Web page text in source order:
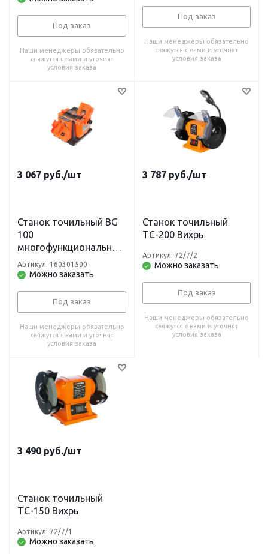
Под заказ
Наши менеджеры обязательно
свяжутся с вами и уточнят
условия заказа
Под заказ
Наши менеджеры обязательно
свяжутся с вами и уточнят
условия заказа
3 067 руб./шт
Станок точильный BG
100
многофункциональный
65Вт PATRIOT
Можно заказать
Артикул: 160301500
Под заказ
Наши менеджеры обязательно
свяжутся с вами и уточнят
условия заказа
3 787 руб./шт
Станок точильный
ТС-200 Вихрь
Можно заказать
Артикул: 72/7/2
Под заказ
Наши менеджеры обязательно
свяжутся с вами и уточнят
условия заказа
3 490 руб./шт
Станок точильный
ТС-150 Вихрь
Можно заказать
Артикул: 72/7/1